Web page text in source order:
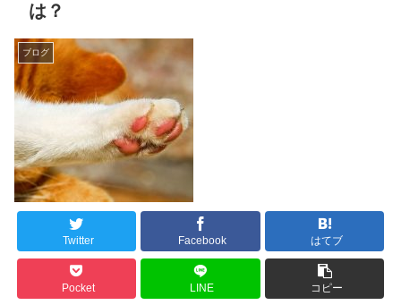
は？
ブログ
Twitter Facebook はてブ
Pocket LINE コピー